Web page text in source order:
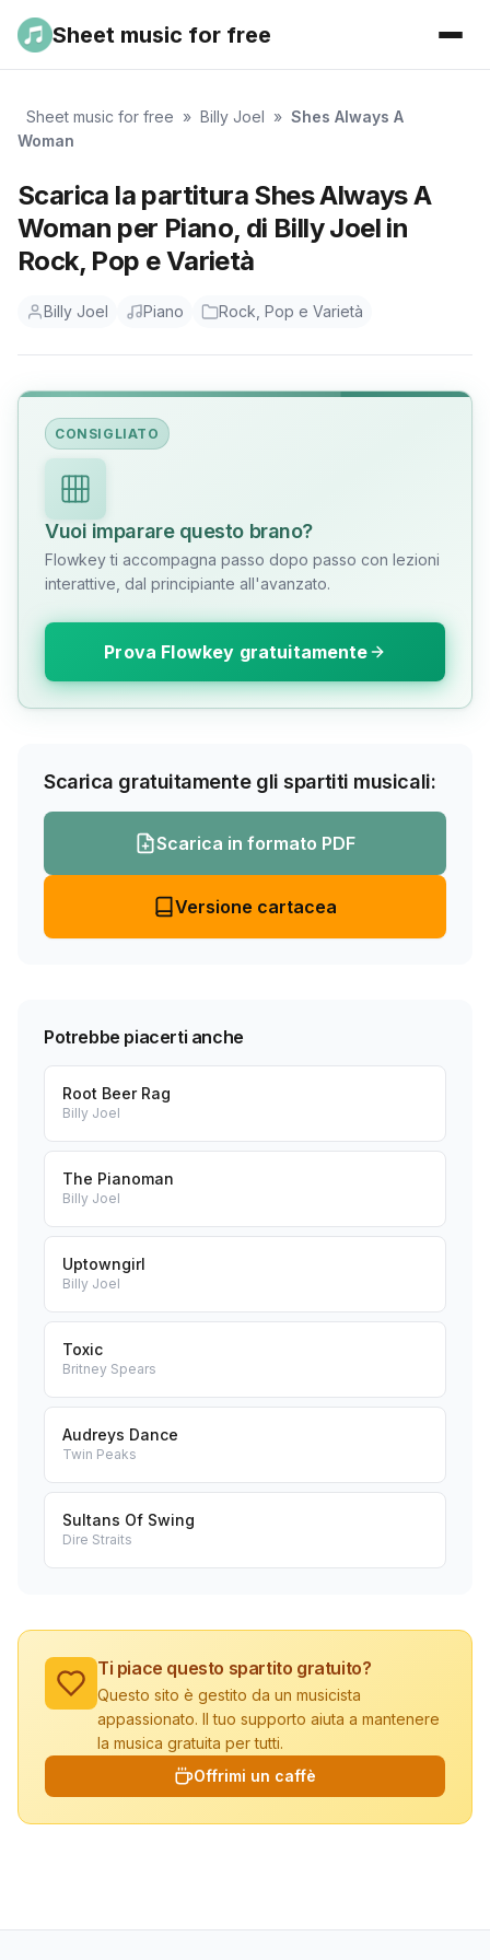
Sheet music for free
Sheet music for free » Billy Joel » Shes Always A
Woman
Scarica la partitura Shes Always A
Woman per Piano, di Billy Joel in
Rock, Pop e Varietà
Billy Joel Piano Rock, Pop e Varietà
CONSIGLIATO
Vuoi imparare questo brano?
Flowkey ti accompagna passo dopo passo con lezioni
interattive, dal principiante all'avanzato.
Prova Flowkey gratuitamente
Scarica gratuitamente gli spartiti musicali:
Scarica in formato PDF
Versione cartacea
Potrebbe piacerti anche
Root Beer Rag
Billy Joel
The Pianoman
Billy Joel
Uptowngirl
Billy Joel
Toxic
Britney Spears
Audreys Dance
Twin Peaks
Sultans Of Swing
Dire Straits
Ti piace questo spartito gratuito?
Questo sito è gestito da un musicista
appassionato. Il tuo supporto aiuta a mantenere
la musica gratuita per tutti.
Offrimi un caffè